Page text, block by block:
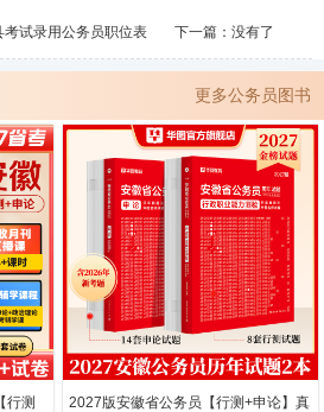
试录用公务员职位表 下一篇：没有了
更多公务员图书
行测
2027版安徽省公务员【行测+申论】真